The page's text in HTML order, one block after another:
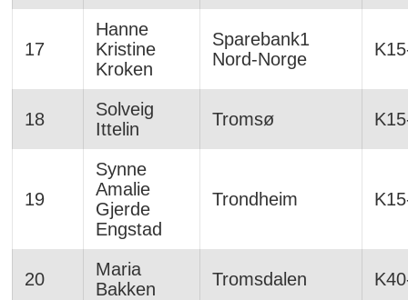
17
Hanne
Kristine
Kroken
Sparebank1
Nord-Norge
18
Solveig
Ittelin
Tromsø
19
Synne
Amalie
Gjerde
Engstad
Trondheim
20
Maria
Bakken
Tromsdalen